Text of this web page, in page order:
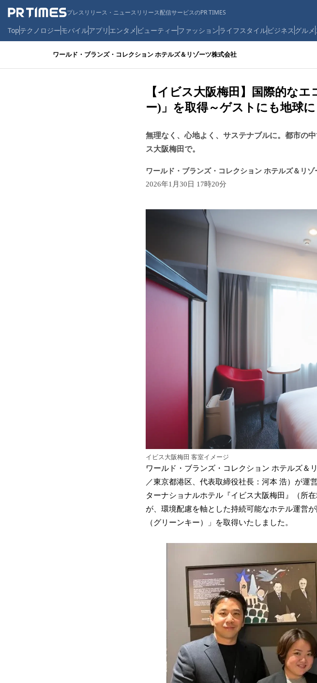
プレスリリース・ニュースリリース配信サービスのPR TIMES
Topテクノロジーモバイルアプリ エンタメ ビューティーファッションライフスタイルビジネス グルメ
ワールド・ブランズ・コレクション ホテルズ＆リゾーツ株式会社
【イビス大阪梅田】国際的な
ー)」を取得～ゲストにも地球
無理なく、心地よく、サステナブルに。都市の
ス大阪梅田で。
ワールド・ブランズ・コレクション ホテルズ＆リゾ
2026年1月30日 17時20分
イビス大阪梅田 客室イメージ
ワールド・ブランズ・コレクション ホテルズ＆
／東京都港区、代表取締役社長：河本 浩）が運
ターナショナルホテル『イビス大阪梅田』（所
が、環境配慮を軸とした持続可能なホテル運営
（グリーンキー）」を取得いたしました。